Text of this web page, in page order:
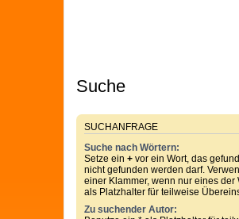
Suche
SUCHANFRAGE
Suche nach Wörtern:
Setze ein + vor ein Wort, das
nicht gefunden werden darf.
einer Klammer, wenn nur eines
als Platzhalter für teilweise
Zu suchender Autor: